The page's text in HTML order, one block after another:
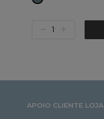
APOIO CLIENTE